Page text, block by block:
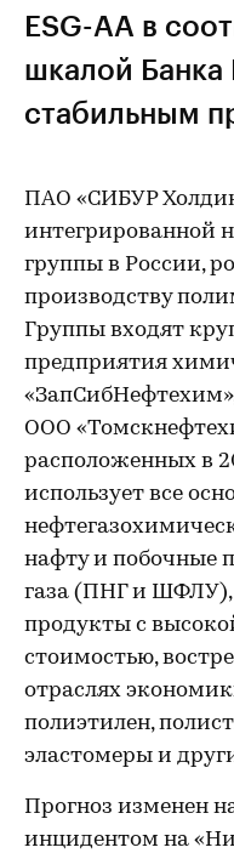
ESG-АА в
шкалой Банка
стабильным
ПАО «СИБУР
интегрированной
группы в России,
производству
Группы входят
предприятия
ООО
расположенных в
использует все
нафту и побочные
газа (ПНГ и ШФЛУ),
продукты с
стоимостью,
отраслях
полиэтилен,
эластомеры и
Прогноз изменен
инцидентом на